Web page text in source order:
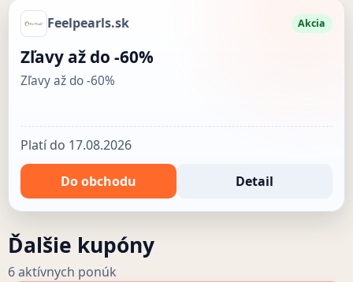
Feelpearls.sk Akcia
Zľavy až do -60%
Zľavy až do -60%
Platí do 17.08.2026
Do obchodu Detail
Ďalšie kupóny
6 aktívnych ponúk